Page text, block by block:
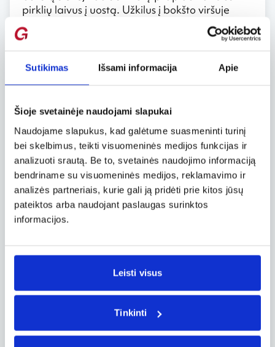
Sutikimas Išsami informacija Apie
Šioje svetainėje naudojami slapukai
Naudojame slapukus, kad galėtume suasmeninti turinį
bei skelbimus, teikti visuomeninės medijos funkcijas ir
analizuoti srautą. Be to, svetainės naudojimo informaciją
bendriname su visuomeninės medijos, reklamavimo ir
analizės partneriais, kurie gali ją pridėti prie kitos jūsų
pateiktos arba naudojant paslaugas surinktos
informacijos.
Leisti visus
Tinkinti
pirklių laivus į uostą. Užkilus į bokšto viršuje
esančią apžvalgos aikštelę galima pasigrožėti
Talino stogų bei uosto panorama.
5. Kadriorgo parkas ir meno muziejus
Kadriorgo meno muziejus įsikūręs baroko
Rūmus supa gražus parkas su išpuoselėtais
gėlynais ir romantiškais fontanais. Muziejuje
galima apžiūrėti Estijos menininkų darbus, taip
pat Vakarų Europos ir Rusijos menininkų
kūrinius. Daugiau apie Estijos dvarus ir pilis
6. Šv. Nikolo bažnyčia
Šv. Nikolo ortodoksų bažnyčioje saugomi 3 iš 4
Jūrininkų globėjo Šv. Nikolo garbei Gotlando
pirkliai pastatė šią bažnyčią 13 a. Šiuo metu
7. Aleksandro Nevskio katedra